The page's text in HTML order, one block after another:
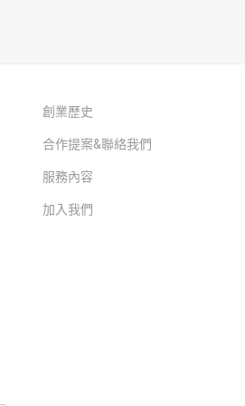
創業歷史
合作提案&聯絡我們
服務內容
加入我們